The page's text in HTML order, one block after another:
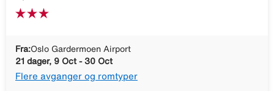
Fra:Oslo Gardermoen Airport
21 dager, 9 Oct - 30 Oct
Flere avganger og romtyper